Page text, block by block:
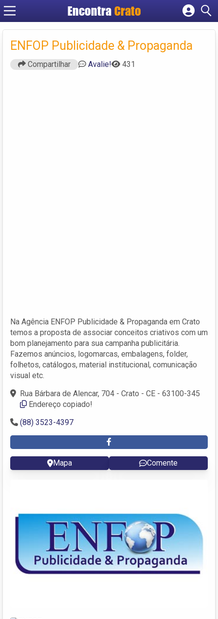
Encontra Crato
Cadastrar empresa
Criar conta
ENFOP Publicidade & Propaganda
Compartilhar Avalie! 431
Na Agência ENFOP Publicidade & Propaganda em Crato
temos a proposta de associar conceitos criativos com um
bom planejamento para sua campanha publicitária.
Fazemos anúncios, logomarcas, embalagens, folder,
folhetos, catálogos, material institucional, comunicação
visual etc.
Rua Bárbara de Alencar, 704 - Crato - CE - 63100-345
Endereço copiado!
(88) 3523-4397
Mapa Comente